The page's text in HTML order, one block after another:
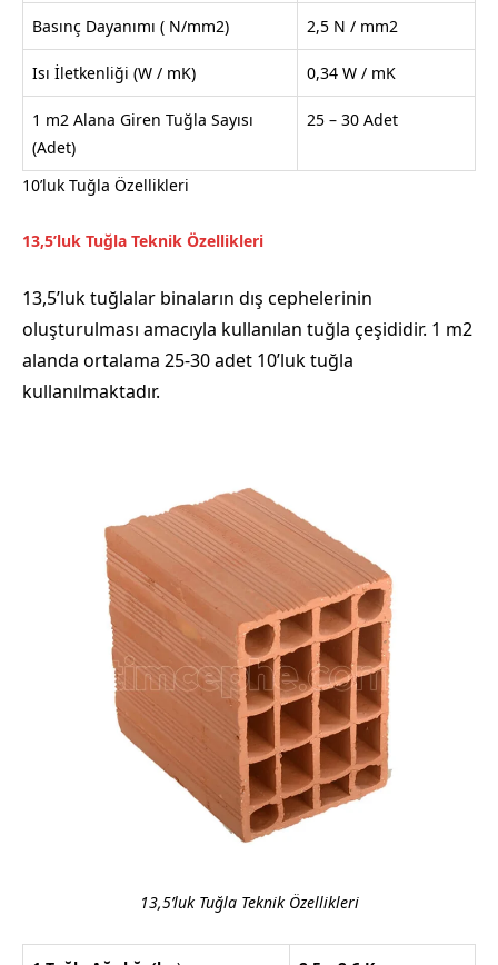
Basınç Dayanımı ( N/mm2) 2,5 N / mm2
Isı İletkenliği (W / mK) 0,34 W / mK
1 m2 Alana Giren Tuğla Sayısı
(Adet)
25 – 30 Adet
10’luk Tuğla Özellikleri
13,5’luk Tuğla Teknik Özellikleri
13,5’luk tuğlalar binaların dış cephelerinin
oluşturulması amacıyla kullanılan tuğla çeşididir. 1 m2
alanda ortalama 25-30 adet 10’luk tuğla
kullanılmaktadır.
13,5’luk Tuğla Teknik Özellikleri